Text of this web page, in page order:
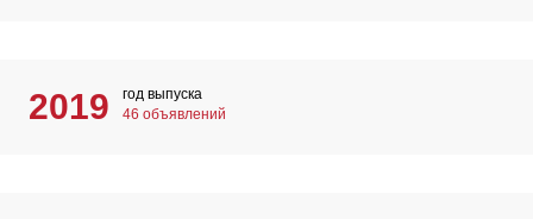
2019
год выпуска
46 объявлений